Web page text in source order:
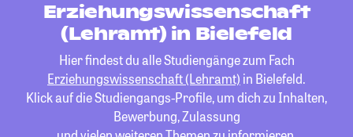
Erziehungswissenschaft
(Lehramt) in Bielefeld
Hier findest du alle Studiengänge zum Fach
Erziehungswissenschaft (Lehramt) in Bielefeld.
Klick auf die Studiengangs-Profile, um dich zu Inhalten,
Bewerbung, Zulassung